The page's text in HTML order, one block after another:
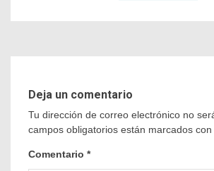
Deja un comentario
Tu dirección de correo electrónico no
campos obligatorios están marcados con
Comentario *